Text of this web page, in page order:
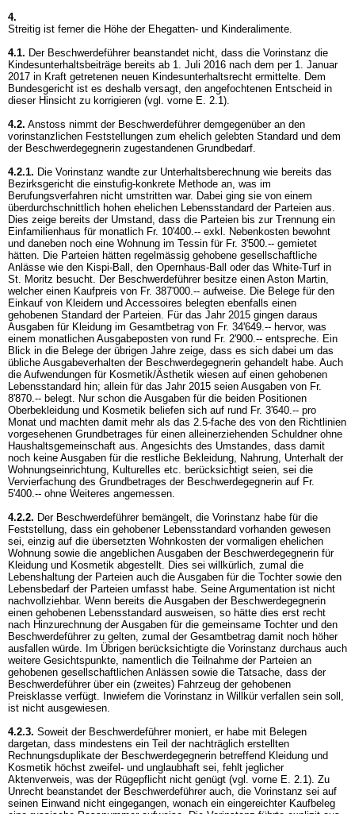
4.
Streitig ist ferner die Höhe der Ehegatten- und Kinderalimente.
4.1. Der Beschwerdeführer beanstandet nicht, dass die Vorinstanz die
Kindesunterhaltsbeiträge bereits ab 1. Juli 2016 nach dem per 1. Januar
2017 in Kraft getretenen neuen Kindesunterhaltsrecht ermittelte. Dem
Bundesgericht ist es deshalb versagt, den angefochtenen Entscheid in
dieser Hinsicht zu korrigieren (vgl. vorne E. 2.1).
4.2. Anstoss nimmt der Beschwerdeführer demgegenüber an den
vorinstanzlichen Feststellungen zum ehelich gelebten Standard und dem
der Beschwerdegegnerin zugestandenen Grundbedarf.
4.2.1. Die Vorinstanz wandte zur Unterhaltsberechnung wie bereits das
Bezirksgericht die einstufig-konkrete Methode an, was im
Berufungsverfahren nicht umstritten war. Dabei ging sie von einem
überdurchschnittlich hohen ehelichen Lebensstandard der Parteien aus.
Dies zeige bereits der Umstand, dass die Parteien bis zur Trennung ein
Einfamilienhaus für monatlich Fr. 10'400.-- exkl. Nebenkosten bewohnt
und daneben noch eine Wohnung im Tessin für Fr. 3'500.-- gemietet
hätten. Die Parteien hätten regelmässig gehobene gesellschaftliche
Anlässe wie den Kispi-Ball, den Opernhaus-Ball oder das White-Turf in
St. Moritz besucht. Der Beschwerdeführer besitze einen Aston Martin,
welcher einen Kaufpreis von Fr. 387'000.-- aufweise. Die Belege für den
Einkauf von Kleidern und Accessoires belegten ebenfalls einen
gehobenen Standard der Parteien. Für das Jahr 2015 gingen daraus
Ausgaben für Kleidung im Gesamtbetrag von Fr. 34'649.-- hervor, was
einem monatlichen Ausgabeposten von rund Fr. 2'900.-- entspreche. Ein
Blick in die Belege der übrigen Jahre zeige, dass es sich dabei um das
übliche Ausgabeverhalten der Beschwerdegegnerin gehandelt habe. Auch
die Aufwendungen für Kosmetik/Ästhetik wiesen auf einen gehobenen
Lebensstandard hin; allein für das Jahr 2015 seien Ausgaben von Fr.
8'870.-- belegt. Nur schon die Ausgaben für die beiden Positionen
Oberbekleidung und Kosmetik beliefen sich auf rund Fr. 3'640.-- pro
Monat und machten damit mehr als das 2.5-fache des von den Richtlinien
vorgesehenen Grundbetrages für einen alleinerziehenden Schuldner ohne
Haushaltsgemeinschaft aus. Angesichts des Umstandes, dass damit
noch keine Ausgaben für die restliche Bekleidung, Nahrung, Unterhalt der
Wohnungseinrichtung, Kulturelles etc. berücksichtigt seien, sei die
Vervierfachung des Grundbetrages der Beschwerdegegnerin auf Fr.
5'400.-- ohne Weiteres angemessen.
4.2.2. Der Beschwerdeführer bemängelt, die Vorinstanz habe für die
Feststellung, dass ein gehobener Lebensstandard vorhanden gewesen
sei, einzig auf die übersetzten Wohnkosten der vormaligen ehelichen
Wohnung sowie die angeblichen Ausgaben der Beschwerdegegnerin für
Kleidung und Kosmetik abgestellt. Dies sei willkürlich, zumal die
Lebenshaltung der Parteien auch die Ausgaben für die Tochter sowie den
Lebensbedarf der Parteien umfasst habe. Seine Argumentation ist nicht
nachvollziehbar. Wenn bereits die Ausgaben der Beschwerdegegnerin
einen gehobenen Lebensstandard ausweisen, so hätte dies erst recht
nach Hinzurechnung der Ausgaben für die gemeinsame Tochter und den
Beschwerdeführer zu gelten, zumal der Gesamtbetrag damit noch höher
ausfallen würde. Im Übrigen berücksichtigte die Vorinstanz durchaus auch
weitere Gesichtspunkte, namentlich die Teilnahme der Parteien an
gehobenen gesellschaftlichen Anlässen sowie die Tatsache, dass der
Beschwerdeführer über ein (zweites) Fahrzeug der gehobenen
Preisklasse verfügt. Inwiefern die Vorinstanz in Willkür verfallen sein soll,
ist nicht ausgewiesen.
4.2.3. Soweit der Beschwerdeführer moniert, er habe mit Belegen
dargetan, dass mindestens ein Teil der nachträglich erstellten
Rechnungsduplikate der Beschwerdegegnerin betreffend Kleidung und
Kosmetik höchst zweifel- und unglaubhaft sei, fehlt jeglicher
Aktenverweis, was der Rügepflicht nicht genügt (vgl. vorne E. 2.1). Zu
Unrecht beanstandet der Beschwerdeführer auch, die Vorinstanz sei auf
seinen Einwand nicht eingegangen, wonach ein eingereichter Kaufbeleg